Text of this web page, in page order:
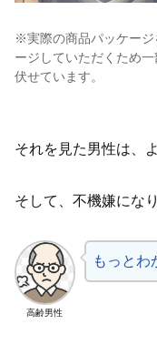
※実際の商品パッケージ
ージしていただくため
伏せています。
それを見た男性は、
そして、不機嫌になり
高齢男性
もっとわ